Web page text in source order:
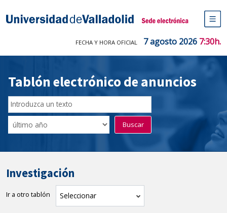
Sede electrónica Universidad de
de
FECHA Y HORA OFICIAL 7 agosto 2026 7:30h.
Tablón electrónico de anuncios
Buscador
del
Tablón
Filtro
de
Buscar
Investigación
Ir a otro tablón Seleccionar tablón